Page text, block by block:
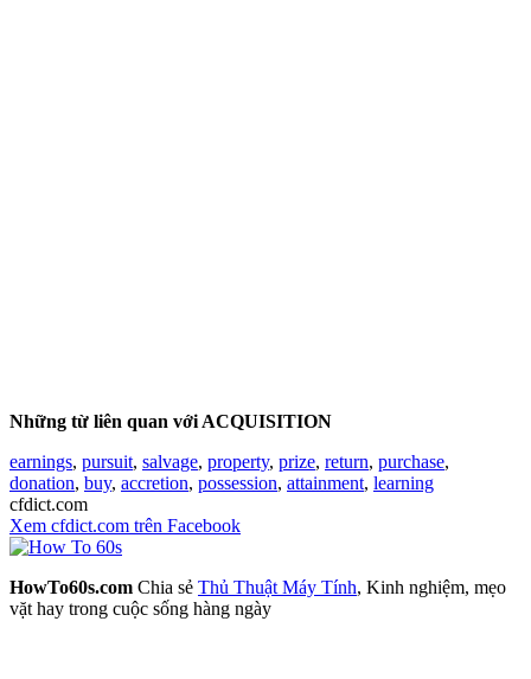
Những từ liên quan với ACQUISITION
earnings, pursuit, salvage, property, prize, return, purchase,
donation, buy, accretion, possession, attainment, learning
cfdict.com
Xem cfdict.com trên Facebook
HowTo60s.com Chia sẻ Thủ Thuật Máy Tính, Kinh nghiệm, mẹo
vặt hay trong cuộc sống hàng ngày